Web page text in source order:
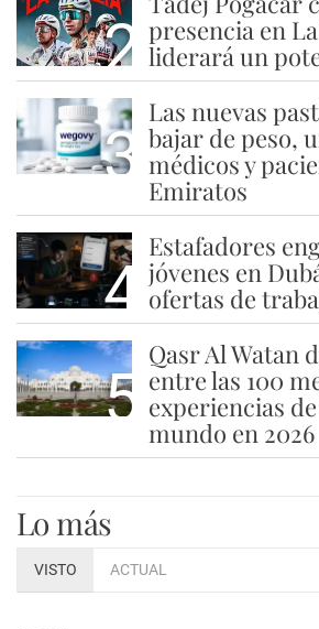
2 presencia en
liderará un
3
Las nuevas
bajar de peso,
médicos y
Emiratos
4
Estafadores
jóvenes en
ofertas de
5
Qasr Al Watan
entre las 100
experiencias
mundo en 2026
Lo más
VISTO ACTUAL